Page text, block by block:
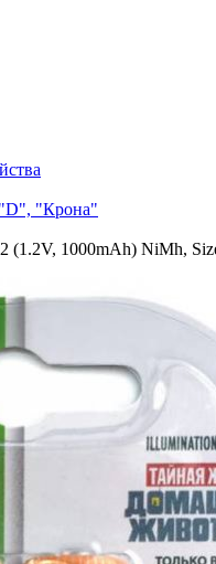
"Крона"
(1.2V, 1000mAh) NiMh,